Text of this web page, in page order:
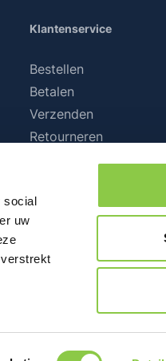
social
uw
Klantenservice
Bestellen
Betalen
Verzenden
Retourneren